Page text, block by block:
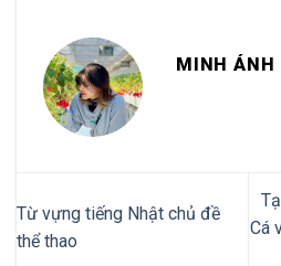
MINH ÁNH
Từ vựng tiếng Nhật chủ đề
thể thao
Cá